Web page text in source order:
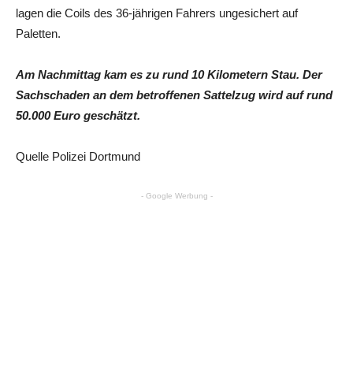
lagen die Coils des 36-jährigen Fahrers ungesichert auf
Paletten.
Am Nachmittag kam es zu rund 10 Kilometern Stau. Der
Sachschaden an dem betroffenen Sattelzug wird auf rund
50.000 Euro geschätzt.
Quelle Polizei Dortmund
- Google Werbung -